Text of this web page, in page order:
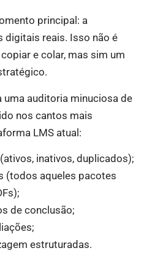
principal: a
digitais reais. Isso não é
e colar, mas sim um
uma auditoria minuciosa de
nos cantos mais
LMS atual:
inativos, duplicados);
(todos aqueles pacotes
de conclusão;
estruturadas.